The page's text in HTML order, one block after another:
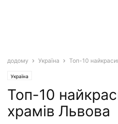
додому Україна Топ-10
Україна
Топ-10
храмів Львова